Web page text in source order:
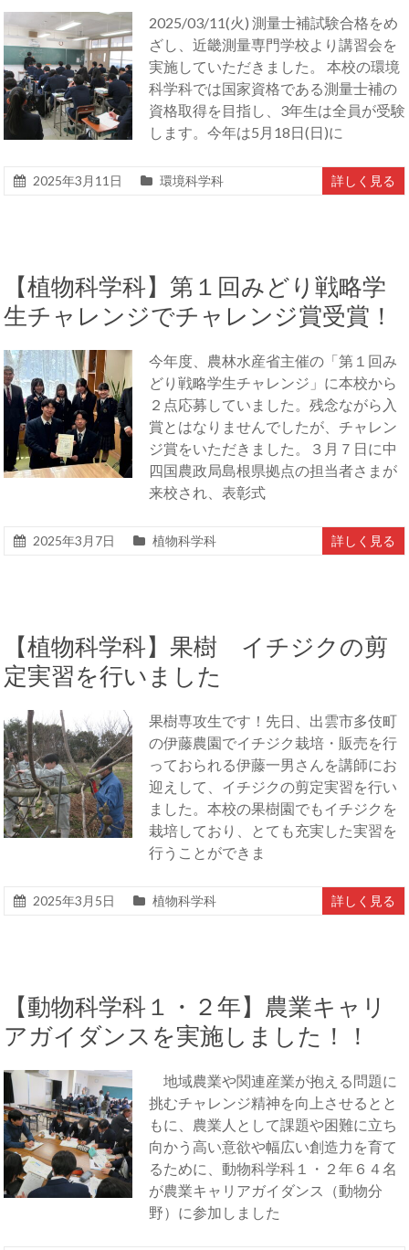
2025/03/11(火) 測量士補試験合格をめ
ざし、近畿測量専門学校より講習会を
実施していただきました。 本校の環境
科学科では国家資格である測量士補の
資格取得を目指し、3年生は全員が受験
します。今年は5月18日(日)に
2025年3月11日 環境科学科 詳しく見る
【植物科学科】第１回みどり戦略学
生チャレンジでチャレンジ賞受賞！
今年度、農林水産省主催の「第１回み
どり戦略学生チャレンジ」に本校から
２点応募していました。残念ながら入
賞とはなりませんでしたが、チャレン
ジ賞をいただきました。３月７日に中
四国農政局島根県拠点の担当者さまが
来校され、表彰式
2025年3月7日 植物科学科 詳しく見る
【植物科学科】果樹 イチジクの剪
定実習を行いました
果樹専攻生です！先日、出雲市多伎町
の伊藤農園でイチジク栽培・販売を行
っておられる伊藤一男さんを講師にお
迎えして、イチジクの剪定実習を行い
ました。本校の果樹園でもイチジクを
栽培しており、とても充実した実習を
行うことができま
2025年3月5日 植物科学科 詳しく見る
【動物科学科１・２年】農業キャリ
アガイダンスを実施しました！！
地域農業や関連産業が抱える問題に
挑むチャレンジ精神を向上させるとと
もに、農業人として課題や困難に立ち
向かう高い意欲や幅広い創造力を育て
るために、動物科学科１・２年６４名
が農業キャリアガイダンス（動物分
野）に参加しました